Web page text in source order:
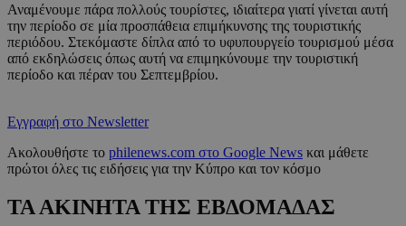
Αναμένουμε πάρα πολλούς τουρίστες, ιδιαίτερα γιατί γίνεται αυτή
την περίοδο σε μία προσπάθεια επιμήκυνσης της τουριστικής
περιόδου. Στεκόμαστε δίπλα από το υφυπουργείο τουρισμού μέσα
από εκδηλώσεις όπως αυτή να επιμηκύνουμε την τουριστική
περίοδο και πέραν του Σεπτεμβρίου.
Εγγραφή στο Newsletter
Ακολουθήστε το philenews.com στο Google News και μάθετε
πρώτοι όλες τις ειδήσεις για την Κύπρο και τον κόσμο
ΤΑ ΑΚΙΝΗΤΑ ΤΗΣ ΕΒΔΟΜΑΔΑΣ